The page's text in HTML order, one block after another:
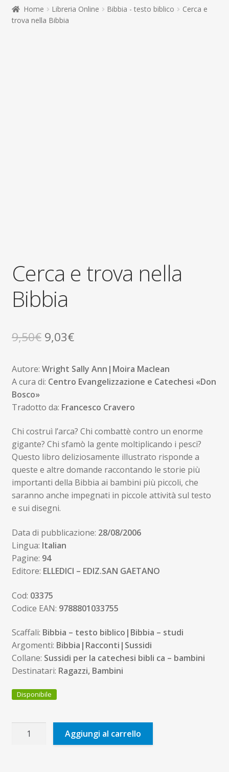
Contatti
Home Libreria Online Bibbia - testo biblico
Cerca e
trova nella Bibbia
Cerca e trova nella
Bibbia
9,50€ Il
originale
9,50€.
9,03€Il
attuale
9,03€.
Autore: Wright Sally Ann|Moira Maclean
A cura di: Centro Evangelizzazione e Catechesi «Don
Bosco»
Tradotto da: Francesco Cravero
Chi costruì l’arca? Chi combattè contro un enorme
gigante? Chi sfamò la gente moltiplicando i pesci?
Questo libro deliziosamente illustrato risponde a
queste e altre domande raccontando le storie più
importanti della Bibbia ai bambini più piccoli, che
saranno anche impegnati in piccole attività sul testo
e sui disegni.
Data di pubblicazione: 28/08/2006
Lingua: Italian
Pagine: 94
Editore: ELLEDICI – EDIZ.SAN GAETANO
Cod: 03375
Codice EAN: 9788801033755
Scaffali: Bibbia – testo biblico|Bibbia – studi
Argomenti: Bibbia|Racconti|Sussidi
Collane: Sussidi per la catechesi bibli ca – bambini
Destinatari: Ragazzi, Bambini
Disponibile
Cerca
Aggiungi al carrello